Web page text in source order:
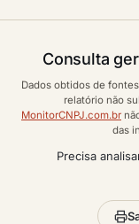
Consulta
Dados obtidos de
relatório não
MonitorCNPJ.com.br
das
Precisa